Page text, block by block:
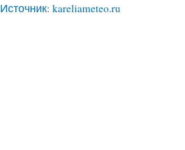
Источник: kareliameteo.ru